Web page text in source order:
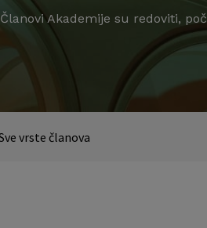
Članovi Akademije su redoviti,